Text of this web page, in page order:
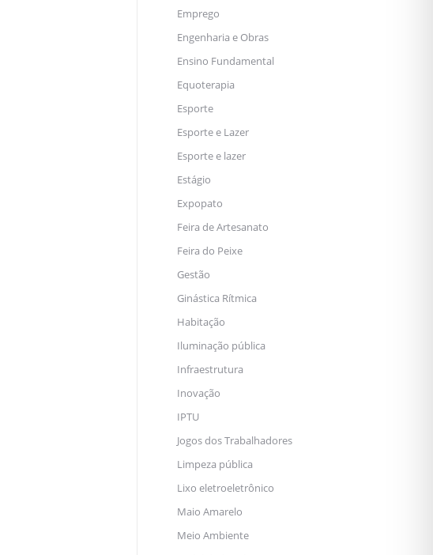
Emprego
Engenharia e Obras
Ensino Fundamental
Equoterapia
Esporte
Esporte e Lazer
Esporte e lazer
Estágio
Expopato
Feira de Artesanato
Feira do Peixe
Gestão
Ginástica Rítmica
Habitação
Iluminação pública
Infraestrutura
Inovação
IPTU
Jogos dos Trabalhadores
Limpeza pública
Lixo eletroeletrônico
Maio Amarelo
Meio Ambiente